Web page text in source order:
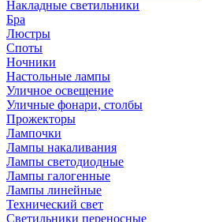
Накладные светильники
Бра
Люстры
Споты
Ночники
Настольные лампы
Уличное освещение
Уличные фонари, столбы
Прожекторы
Лампочки
Лампы накаливания
Лампы светодиодные
Лампы галогенные
Лампы линейные
Технический свет
Светильники переносные